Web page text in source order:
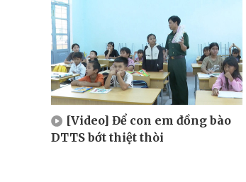
[Video] Để con em đồng bào
DTTS bớt thiệt thòi